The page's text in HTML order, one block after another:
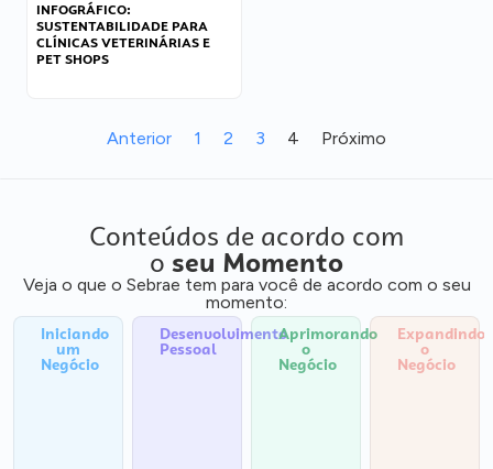
INFOGRÁFICO:
SUSTENTABILIDADE PARA
CLÍNICAS VETERINÁRIAS E
PET SHOPS
Anterior 1 2 3 4 Próximo
Conteúdos de acordo com
o seu Momento
Veja o que o Sebrae tem para você de acordo com o seu
momento:
Iniciando
um
Negócio
Desenvolvimento
Pessoal
Aprimorando
o
Negócio
Expandindo
o
Negócio